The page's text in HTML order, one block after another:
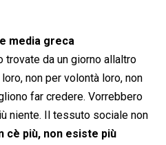
media greca
da un giorno allaltro
non per volontà loro, non
far credere. Vorrebbero
niente. Il tessuto sociale non
cè più, non esiste più